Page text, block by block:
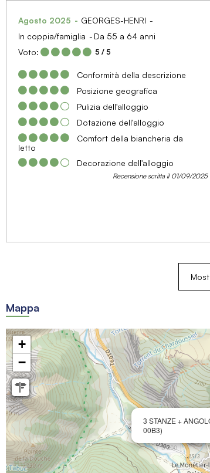
Agosto 2025
GEORGES-HENRI
In coppia/famiglia
Da 55 a 64 anni
Voto:
5 / 5
Conformità della descrizione
Posizione geografica
Pulizia dell'alloggio
Dotazione dell'alloggio
Comfort della biancheria da
letto
Decorazione dell'alloggio
Recensione scritta il 01/09/2025
Mappa
3 STANZE +
00B3)
+
−